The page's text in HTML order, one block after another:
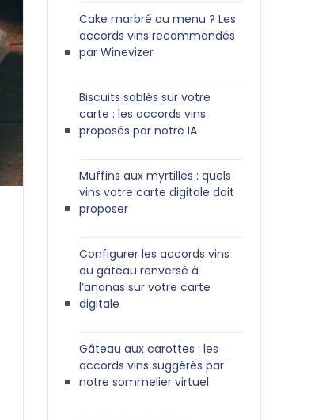
Cake marbré au menu ? Les
accords vins recommandés
par Winevizer
Biscuits sablés sur votre
carte : les accords vins
proposés par notre IA
Muffins aux myrtilles : quels
vins votre carte digitale doit
proposer
Configurer les accords vins
du gâteau renversé à
l’ananas sur votre carte
digitale
Gâteau aux carottes : les
accords vins suggérés par
notre sommelier virtuel